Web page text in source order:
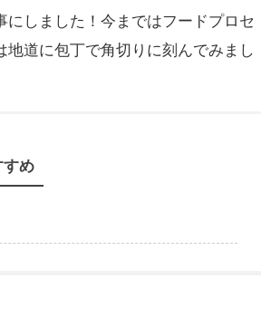
しました！今まではフードプロセ
道に包丁で角切りに刻んでみまし
すめ